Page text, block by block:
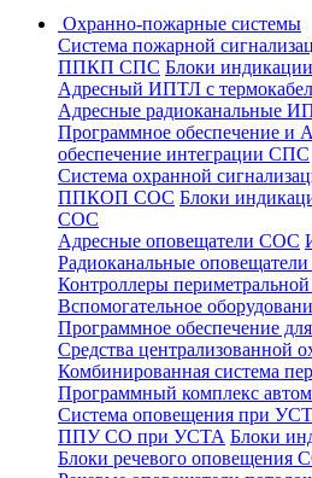
Охранно-пожарные системы
Система пожарной
ППКП СПС Блоки
Адресный ИПТЛ с
Адресные радиоканальные
Программное обеспечение
обеспечение интеграции СПС
Система охранной
ППКОП СОС Блоки
СОС
Адресные оповещатели СОС
Радиоканальные
Контроллеры
Вспомогательное
Программное обеспечение
Средства централизованной
Комбинированная система
Программный комплекс
Система оповещения при
ППУ СО при УСТА Блоки
Блоки речевого